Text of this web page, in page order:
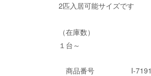
2匹入居可能サイズです
（在庫数）
１台～
商品番号 I-7191